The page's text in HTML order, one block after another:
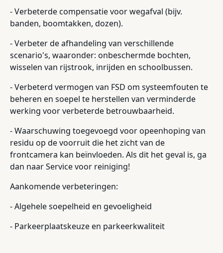
- Verbeterde compensatie voor wegafval (bijv.
banden, boomtakken, dozen).
- Verbeter de afhandeling van verschillende
scenario's, waaronder: onbeschermde bochten,
wisselen van rijstrook, inrijden en schoolbussen.
- Verbeterd vermogen van FSD om systeemfouten te
beheren en soepel te herstellen van verminderde
werking voor verbeterde betrouwbaarheid.
- Waarschuwing toegevoegd voor opeenhoping van
residu op de voorruit die het zicht van de
frontcamera kan beïnvloeden. Als dit het geval is, ga
dan naar Service voor reiniging!
Aankomende verbeteringen:
- Algehele soepelheid en gevoeligheid
- Parkeerplaatskeuze en parkeerkwaliteit